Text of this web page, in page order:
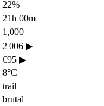
22%
21h 00m
1,000
2 006 ▶
€95 ▶
8°C
trail
brutal